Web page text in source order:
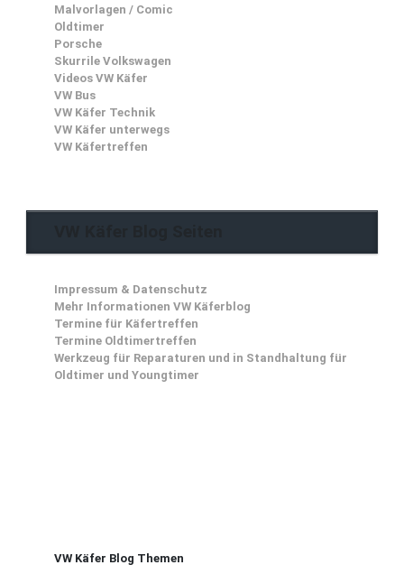
Malvorlagen / Comic
Oldtimer
Porsche
Skurrile Volkswagen
Videos VW Käfer
VW Bus
VW Käfer Technik
VW Käfer unterwegs
VW Käfertreffen
Impressum & Datenschutz
Mehr Informationen VW Käferblog
Termine für Käfertreffen
Termine Oldtimertreffen
Werkzeug für Reparaturen und in Standhaltung für
Oldtimer und Youngtimer
VW Käfer Blog Themen